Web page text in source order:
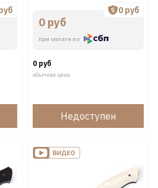
0 руб
при оплате по
0 руб
0 руб
обычная цена
Недоступен